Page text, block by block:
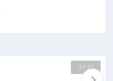
2 / 10